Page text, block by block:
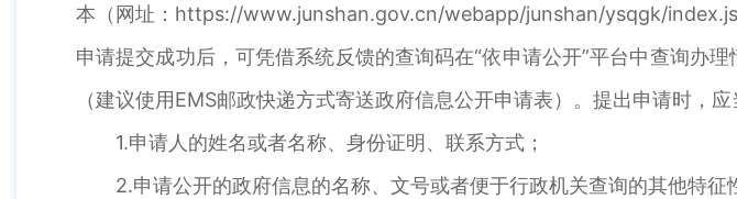
本（网址：https://www.junshan.gov.cn/webapp/junshan/ysqgk/
申请提交成功后，可凭借系统反馈的查询码在“依申请公开”平台中查询办
（建议使用EMS邮政快递方式寄送政府信息公开申请表）。提出申请时，应
1.申请人的姓名或者名称、身份证明、联系方式；
2.申请公开的政府信息的名称、文号或者便于行政机关查询的其他特征